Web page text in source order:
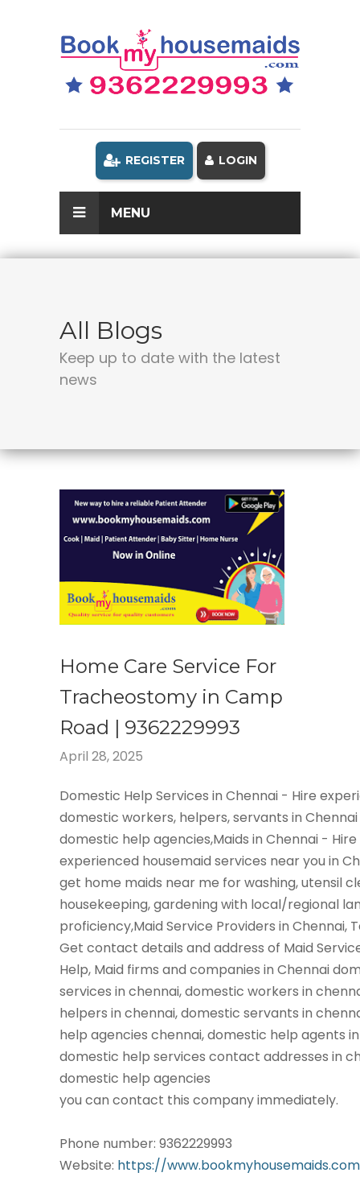
REGISTER LOGIN
MENU
All Blogs
Keep up to date with the latest
news
Home Care Service For
Tracheostomy in Camp
Road | 9362229993
April 28, 2025
Domestic Help Services in Chennai - Hire
domestic workers, helpers, servants in
domestic help agencies,Maids in Chennai - Hire
experienced housemaid services near you in
get home maids near me for washing, utensil
housekeeping, gardening with local/regional
proficiency,Maid Service Providers in Chennai,
Get contact details and address of Maid
Help, Maid firms and companies in Chennai
services in chennai, domestic workers in
helpers in chennai, domestic servants in
help agencies chennai, domestic help agents
domestic help services contact addresses in
domestic help agencies
you can contact this company immediately.
Phone number: 9362229993
Website: https://